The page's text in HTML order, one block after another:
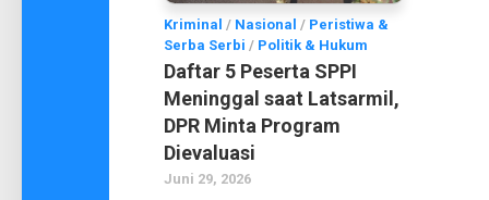
Kriminal / Nasional / Peristiwa &
Serba Serbi / Politik & Hukum
Daftar 5 Peserta SPPI
Meninggal saat Latsarmil,
DPR Minta Program
Dievaluasi
Juni 29, 2026